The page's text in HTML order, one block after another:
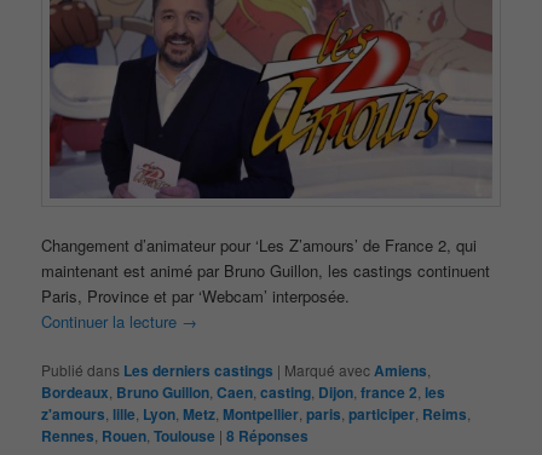
Changement d’animateur pour ‘Les Z’amours’ de France 2, qui
maintenant est animé par Bruno Guillon, les castings continuent
Paris, Province et par ‘Webcam’ interposée.
Continuer la lecture →
Publié dans Les derniers castings | Marqué avecAmiens,
Bordeaux, Bruno Guillon,Caen,casting, Dijon,france 2, les
z'amours, lille, Lyon, Metz, Montpellier,paris,participer, Reims,
Rennes, Rouen,Toulouse |8 Réponses